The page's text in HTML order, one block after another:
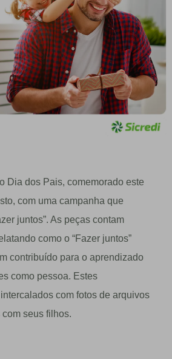
Dia dos Pais, comemorado este
com uma campanha que
juntos”. As peças contam
como o “Fazer juntos”
contribuído para o aprendizado
como pessoa. Estes
com fotos de arquivos
seus filhos.